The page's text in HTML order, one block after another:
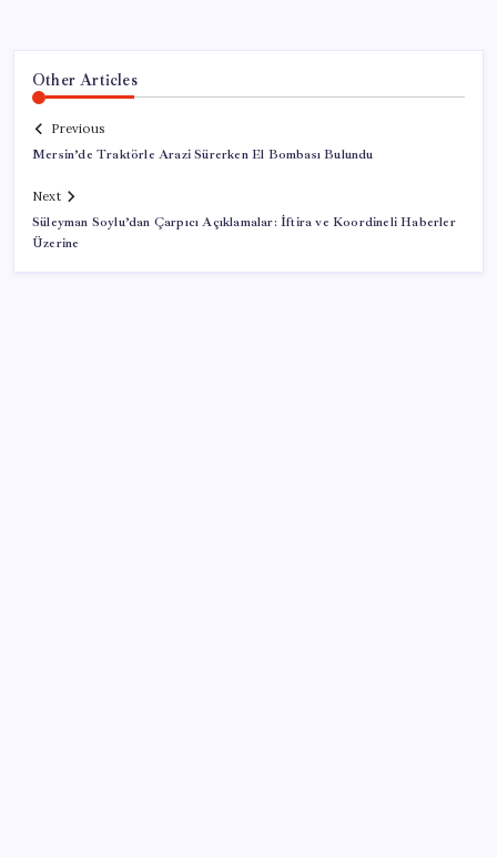
Other Articles
Previous
Mersin’de Traktörle Arazi Sürerken El Bombası Bulundu
Next
Süleyman Soylu’dan Çarpıcı Açıklamalar: İftira ve Koordineli Haberler
Üzerine